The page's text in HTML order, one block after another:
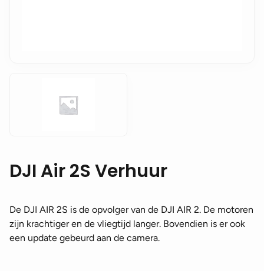
DJI Air 2S Verhuur
De DJI AIR 2S is de opvolger van de DJI AIR 2. De motoren
zijn krachtiger en de vliegtijd langer. Bovendien is er ook
een update gebeurd aan de camera.